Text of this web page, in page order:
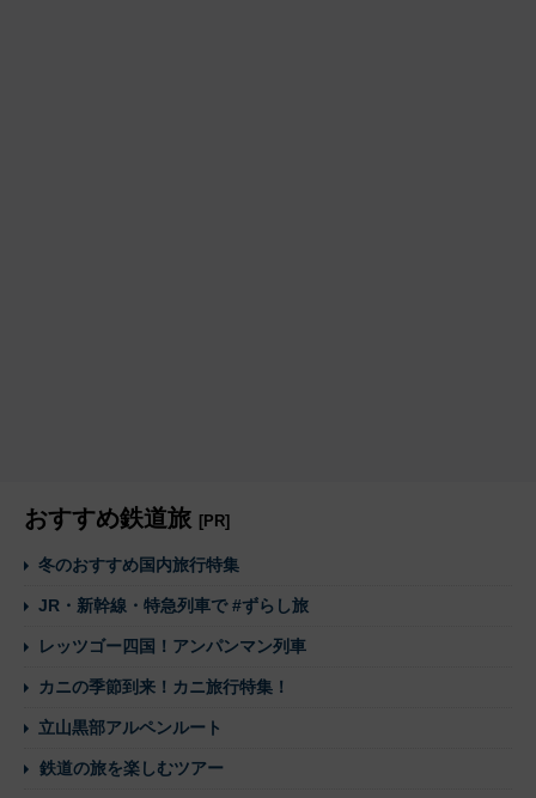
おすすめ鉄道旅 [PR]
冬のおすすめ国内旅行特集
JR・新幹線・特急列車で #ずらし旅
レッツゴー四国！アンパンマン列車
カニの季節到来！カニ旅行特集！
立山黒部アルペンルート
鉄道の旅を楽しむツアー